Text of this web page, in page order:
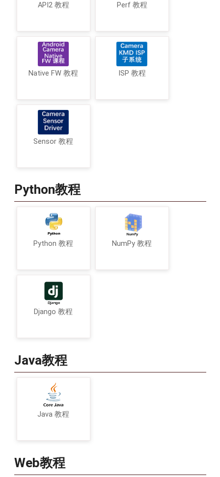
API2 教程 Perf 教程
Native FW 教程 ISP 教程
Sensor 教程
Python教程
Python 教程 NumPy 教程
Django 教程
Java教程
Java 教程
Web教程